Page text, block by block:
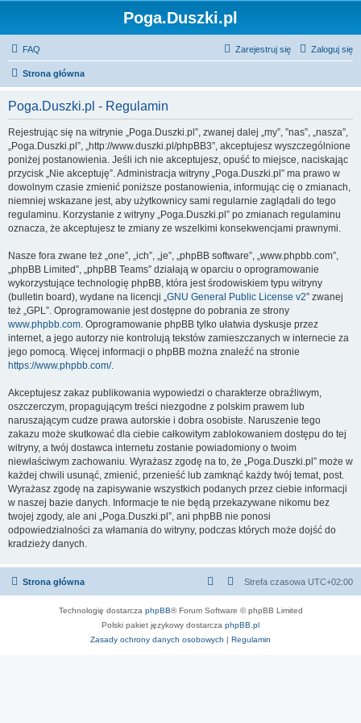
Poga.Duszki.pl
FAQ Zaloguj się
Zarejestruj się
Strona główna
Poga.Duszki.pl - Regulamin
Rejestrując się na witrynie „Poga.Duszki.pl”, zwanej dalej „my”, ”nas”, „nasza”,
„Poga.Duszki.pl”, „http://www.duszki.pl/phpBB3”, akceptujesz wyszczególnione
poniżej postanowienia. Jeśli ich nie akceptujesz, opuść to miejsce, naciskając
przycisk „Nie akceptuję”. Administracja witryny „Poga.Duszki.pl” ma prawo w
dowolnym czasie zmienić poniższe postanowienia, informując cię o zmianach,
niemniej wskazane jest, aby użytkownicy sami regularnie zaglądali do tego
regulaminu. Korzystanie z witryny „Poga.Duszki.pl” po zmianach regulaminu
oznacza, że akceptujesz te zmiany ze wszelkimi konsekwencjami prawnymi.
Nasze fora zwane też „one”, „ich”, „je”, „phpBB software”, „www.phpbb.com”,
„phpBB Limited”, „phpBB Teams” działają w oparciu o oprogramowanie
wykorzystujące technologię phpBB, która jest środowiskiem typu witryny
(bulletin board), wydane na licencji „GNU General Public License v2” zwanej
też „GPL”. Oprogramowanie jest dostępne do pobrania ze strony
www.phpbb.com. Oprogramowanie phpBB tylko ułatwia dyskusje przez
internet, a jego autorzy nie kontrolują tekstów zamieszczanych w internecie za
jego pomocą. Więcej informacji o phpBB można znaleźć na stronie
https://www.phpbb.com/.
Akceptujesz zakaz publikowania wypowiedzi o charakterze obraźliwym,
oszczerczym, propagującym treści niezgodne z polskim prawem lub
naruszającym cudze prawa autorskie i dobra osobiste. Naruszenie tego
zakazu może skutkować dla ciebie całkowitym zablokowaniem dostępu do tej
witryny, a twój dostawca internetu zostanie powiadomiony o twoim
niewłaściwym zachowaniu. Wyrażasz zgodę na to, że „Poga.Duszki.pl” może w
każdej chwili usunąć, zmienić, przenieść lub zamknąć każdy twój temat, post.
Wyrażasz zgodę na zapisywanie wszystkich podanych przez ciebie informacji
w naszej bazie danych. Informacje te nie będą przekazywane nikomu bez
twojej zgody, ale ani „Poga.Duszki.pl”, ani phpBB nie ponosi
odpowiedzialności za włamania do witryny, podczas których może dojść do
kradzieży danych.
Strona główna Strefa czasowa UTC+02:00
Technologię dostarcza phpBB® Forum Software © phpBB Limited
Polski pakiet językowy dostarcza phpBB.pl
Zasady ochrony danych osobowych | Regulamin